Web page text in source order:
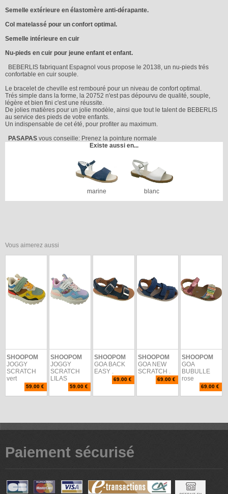
Semelle extérieure en élastomère anti-dérapante.
Col matelassé pour un confort optimal.
Semelle intérieure en cuir
Nu-pieds en cuir pour jeune enfant et enfant.
BEBERLIS fabriquant Espagnol vous propose le 20138, un nu-pieds trés
confortable en cuir souple.
Le bracelet de cheville est rembouré pour un niveau de confort optimal.
Trés simple dans la forme, la 20752 n'est pas dépourvu de qualité, souple,
légère et bien fini c'est une réussite.
De jolies matières pour un jolie modèle, ainsi que tout le talent de BEBERLIS
au service des pieds de votre enfants.
Un indispensable de cet été, pour profiter au maximum.
PASAPAS vous conseille: Prenez la pointure normale
Existe aussi en...
marine blanc
Vous aimerez aussi
SHOOPOM
JOGGY
SCRATCH
vert
59.00 €
SHOOPOM
JOGGY
SCRATCH
LILAS
59.00 €
SHOOPOM
GOA BACK
EASY .
69.00 €
SHOOPOM
GOA NEW
SCRATCH .
69.00 €
SHOOPOM
GOA
BUBULLE
rose
69.00 €
Paiement sécurisé